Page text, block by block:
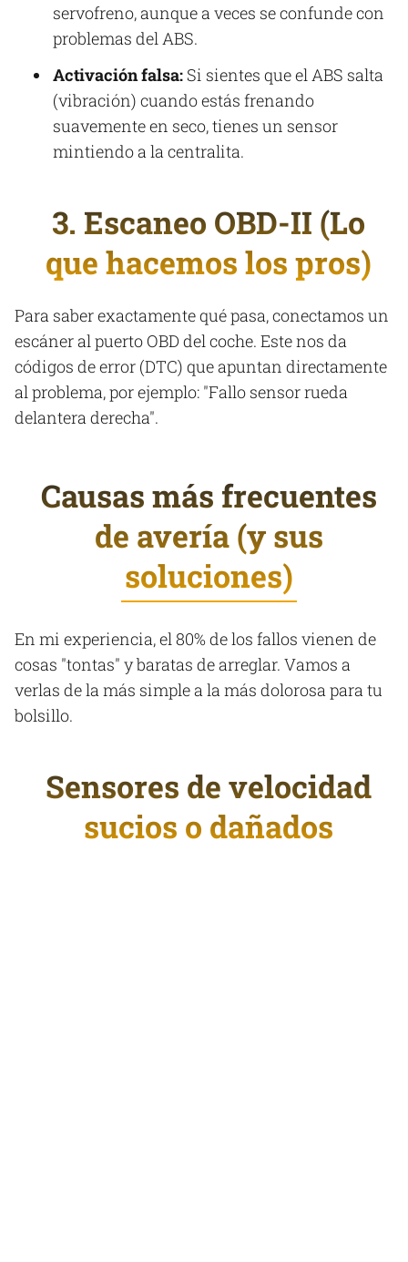
servofreno, aunque a veces se confunde con
problemas del ABS.
Activación falsa: Si sientes que el ABS salta
(vibración) cuando estás frenando
suavemente en seco, tienes un sensor
mintiendo a la centralita.
3. Escaneo OBD-II (Lo
que hacemos los pros)
Para saber exactamente qué pasa, conectamos un
escáner al puerto OBD del coche. Este nos da
códigos de error (DTC) que apuntan directamente
al problema, por ejemplo: "Fallo sensor rueda
delantera derecha".
Causas más frecuentes
de avería (y sus
soluciones)
En mi experiencia, el 80% de los fallos vienen de
cosas "tontas" y baratas de arreglar. Vamos a
verlas de la más simple a la más dolorosa para tu
bolsillo.
Sensores de velocidad
sucios o dañados